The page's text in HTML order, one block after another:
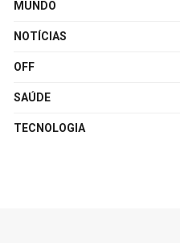
MUNDO
NOTÍCIAS
OFF
SAÚDE
TECNOLOGIA